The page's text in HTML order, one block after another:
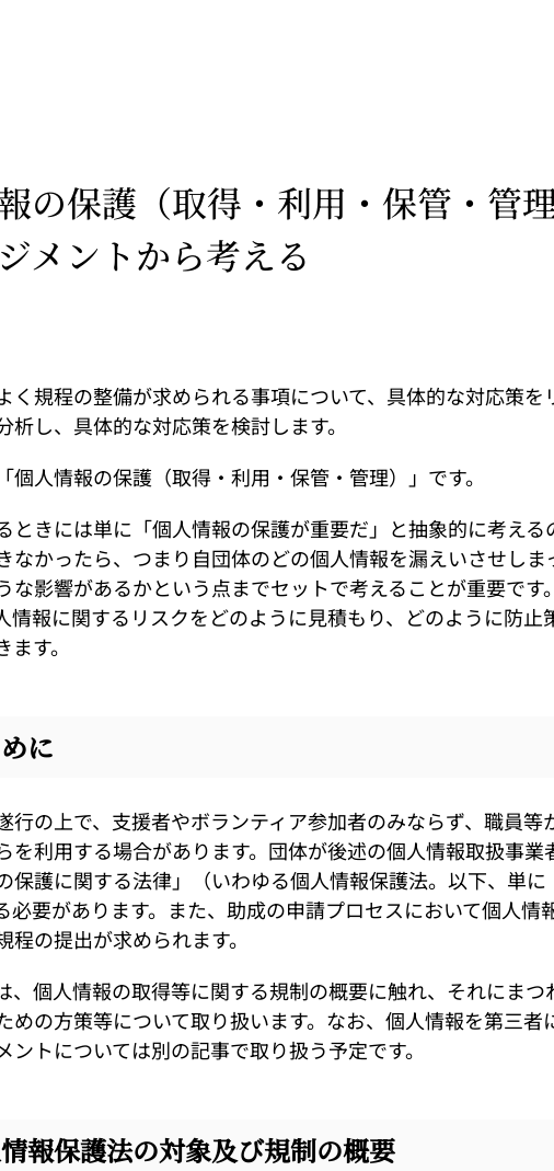
報の保護（取得・利用・保管・管
メントから考える
く規程の整備が求められる事項について、具体的な対応策を
析し、具体的な対応策を検討します。
個人情報の保護（取得・利用・保管・管理）」です。
ときには単に「個人情報の保護が重要だ」と抽象的に考える
なかったら、つまり自団体のどの個人情報を漏えいさせしま
な影響があるかという点までセットで考えることが重要です
情報に関するリスクをどのように見積もり、どのように防止
す。
に
行の上で、支援者やボランティア参加者のみならず、職員等
を利用する場合があります。団体が後述の個人情報取扱事業
保護に関する法律」（いわゆる個人情報保護法。以下、単に
必要があります。また、助成の申請プロセスにおいて個人情
程の提出が求められます。
、個人情報の取得等に関する規制の概要に触れ、それにまつ
めの方策等について取り扱います。なお、個人情報を第三者
ントについては別の記事で取り扱う予定です。
報保護法の対象及び規制の概要